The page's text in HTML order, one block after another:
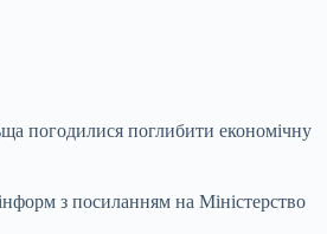
погодилися поглибити економічну
з посиланням на Міністерство